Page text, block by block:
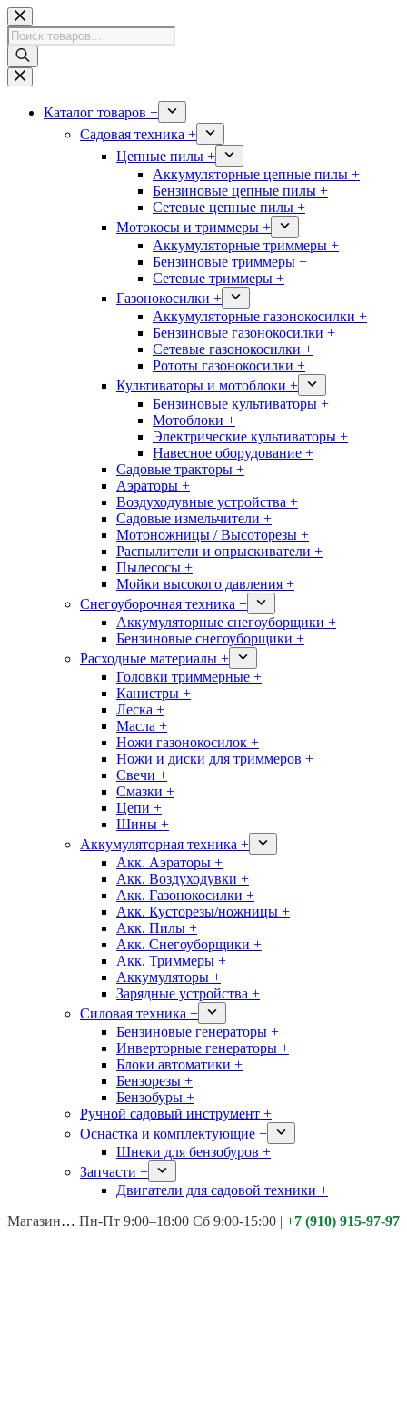
Перейти
к
сути
Поиск
товаров
Каталог товаров +
Садовая техника +
Цепные пилы +
Аккумуляторные цепные пилы +
Бензиновые цепные пилы +
Сетевые цепные пилы +
Мотокосы и триммеры +
Аккумуляторные триммеры +
Бензиновые триммеры +
Сетевые триммеры +
Газонокосилки +
Аккумуляторные газонокосилки +
Бензиновые газонокосилки +
Сетевые газонокосилки +
Рототы газонокосилки +
Культиваторы и мотоблоки +
Бензиновые культиваторы +
Мотоблоки +
Электрические культиваторы +
Навесное оборудование +
Садовые тракторы +
Аэраторы +
Воздуходувные устройства +
Садовые измельчители +
Мотоножницы / Высоторезы +
Распылители и опрыскиватели +
Пылесосы +
Мойки высокого давления +
Снегоуборочная техника +
Аккумуляторные снегоуборщики +
Бензиновые снегоуборщики +
Расходные материалы +
Головки триммерные +
Канистры +
Леска +
Масла +
Ножи газонокосилок +
Ножи и диски для триммеров +
Свечи +
Смазки +
Цепи +
Шины +
Аккумуляторная техника +
Акк. Аэраторы +
Акк. Воздуходувки +
Акк. Газонокосилки +
Акк. Кусторезы/ножницы +
Акк. Пилы +
Акк. Снегоуборщики +
Акк. Триммеры +
Аккумуляторы +
Зарядные устройства +
Силовая техника +
Бензиновые генераторы +
Инверторные генераторы +
Блоки автоматики +
Бензорезы +
Бензобуры +
Ручной садовый инструмент +
Оснастка и комплектующие +
Шнеки для бензобуров +
Запчасти +
Двигатели для садовой техники +
Магазины: Калуга ул. Московская д.113
Пн-Пт 9:00–18:00 Сб 9:00-15:00 | +7 (910) 915-97-97